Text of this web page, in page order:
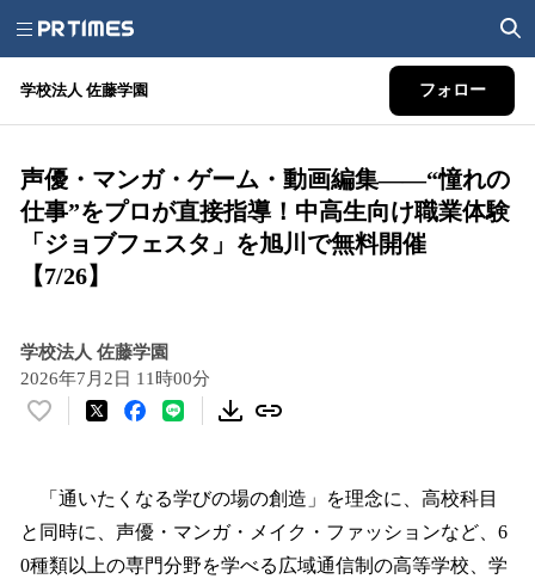
学校法人 佐藤学園 フォロー
声優・マンガ・ゲーム・動画編集――“憧れの
仕事”をプロが直接指導！中高生向け職業体験
「ジョブフェスタ」を旭川で無料開催
【7/26】
学校法人 佐藤学園
2026年7月2日 11時00分
い
！
数
を
読
「通いたくなる学びの場の創造」を理念に、高校科目
と同時に、声優・マンガ・メイク・ファッションなど、6
0種類以上の専門分野を学べる広域通信制の高等学校、学